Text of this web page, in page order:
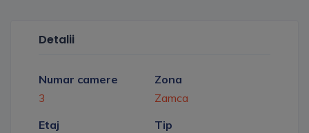
Detalii
Numar camere
3
Zona
Zamca
Etaj
Tip